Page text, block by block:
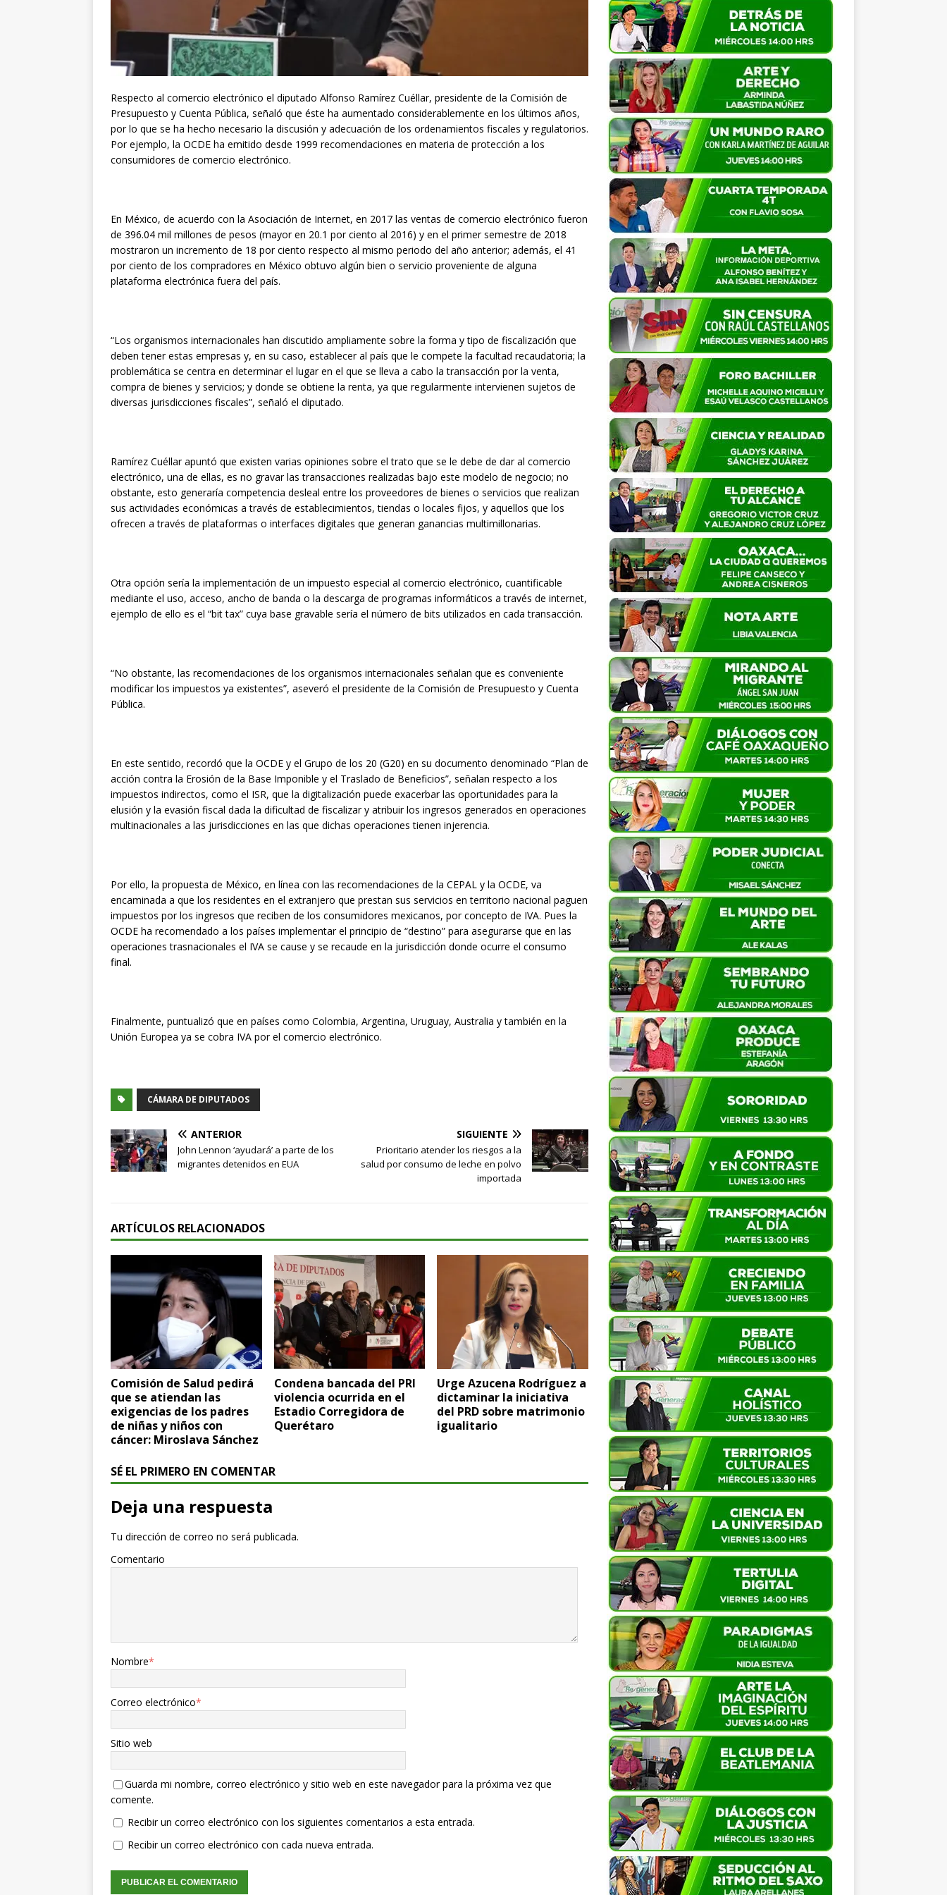
Respecto al comercio electrónico el diputado Alfonso Ramírez Cuéllar, presidente de la Comisión de
Presupuesto y Cuenta Pública, señaló que éste ha aumentado considerablemente en los últimos años,
por lo que se ha hecho necesario la discusión y adecuación de los ordenamientos fiscales y regulatorios.
Por ejemplo, la OCDE ha emitido desde 1999 recomendaciones en materia de protección a los
consumidores de comercio electrónico.
En México, de acuerdo con la Asociación de Internet, en 2017 las ventas de comercio electrónico fueron
de 396.04 mil millones de pesos (mayor en 20.1 por ciento al 2016) y en el primer semestre de 2018
mostraron un incremento de 18 por ciento respecto al mismo periodo del año anterior; además, el 41
por ciento de los compradores en México obtuvo algún bien o servicio proveniente de alguna
plataforma electrónica fuera del país.
“Los organismos internacionales han discutido ampliamente sobre la forma y tipo de fiscalización que
deben tener estas empresas y, en su caso, establecer al país que le compete la facultad recaudatoria; la
problemática se centra en determinar el lugar en el que se lleva a cabo la transacción por la venta,
compra de bienes y servicios; y donde se obtiene la renta, ya que regularmente intervienen sujetos de
diversas jurisdicciones fiscales”, señaló el diputado.
Ramírez Cuéllar apuntó que existen varias opiniones sobre el trato que se le debe de dar al comercio
electrónico, una de ellas, es no gravar las transacciones realizadas bajo este modelo de negocio; no
obstante, esto generaría competencia desleal entre los proveedores de bienes o servicios que realizan
sus actividades económicas a través de establecimientos, tiendas o locales fijos, y aquellos que los
ofrecen a través de plataformas o interfaces digitales que generan ganancias multimillonarias.
Otra opción sería la implementación de un impuesto especial al comercio electrónico, cuantificable
mediante el uso, acceso, ancho de banda o la descarga de programas informáticos a través de internet,
ejemplo de ello es el “bit tax” cuya base gravable sería el número de bits utilizados en cada transacción.
“No obstante, las recomendaciones de los organismos internacionales señalan que es conveniente
modificar los impuestos ya existentes”, aseveró el presidente de la Comisión de Presupuesto y Cuenta
Pública.
En este sentido, recordó que la OCDE y el Grupo de los 20 (G20) en su documento denominado “Plan de
acción contra la Erosión de la Base Imponible y el Traslado de Beneficios”, señalan respecto a los
impuestos indirectos, como el ISR, que la digitalización puede exacerbar las oportunidades para la
elusión y la evasión fiscal dada la dificultad de fiscalizar y atribuir los ingresos generados en operaciones
multinacionales a las jurisdicciones en las que dichas operaciones tienen injerencia.
Por ello, la propuesta de México, en línea con las recomendaciones de la CEPAL y la OCDE, va
encaminada a que los residentes en el extranjero que prestan sus servicios en territorio nacional paguen
impuestos por los ingresos que reciben de los consumidores mexicanos, por concepto de IVA. Pues la
OCDE ha recomendado a los países implementar el principio de “destino” para asegurarse que en las
operaciones trasnacionales el IVA se cause y se recaude en la jurisdicción donde ocurre el consumo
final.
Finalmente, puntualizó que en países como Colombia, Argentina, Uruguay, Australia y también en la
Unión Europea ya se cobra IVA por el comercio electrónico.
CÁMARA DE DIPUTADOS
ANTERIOR
John Lennon ‘ayudará’ a parte de los
migrantes detenidos en EUA
SIGUIENTE
Prioritario atender los riesgos a la
salud por consumo de leche en polvo
importada
ARTÍCULOS RELACIONADOS
Comisión de Salud pedirá
que se atiendan las
exigencias de los padres
de niñas y niños con
cáncer: Miroslava Sánchez
Condena bancada del PRI
violencia ocurrida en el
Estadio Corregidora de
Querétaro
Urge Azucena Rodríguez a
dictaminar la iniciativa
del PRD sobre matrimonio
igualitario
SÉ EL PRIMERO EN COMENTAR
Deja una respuesta
Tu dirección de correo no será publicada.
Comentario
Nombre*
Correo electrónico*
Sitio web
Guarda mi nombre, correo electrónico y sitio web en este navegador para la próxima vez que
comente.
Recibir un correo electrónico con los siguientes comentarios a esta entrada.
Recibir un correo electrónico con cada nueva entrada.